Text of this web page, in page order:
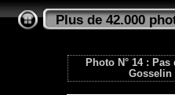
Plus de 42.000
Photo N° 14 :
Gosselin